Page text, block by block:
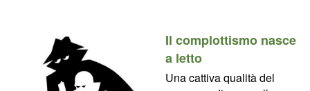
Il complottismo nasce
a letto
Una cattiva qualità del